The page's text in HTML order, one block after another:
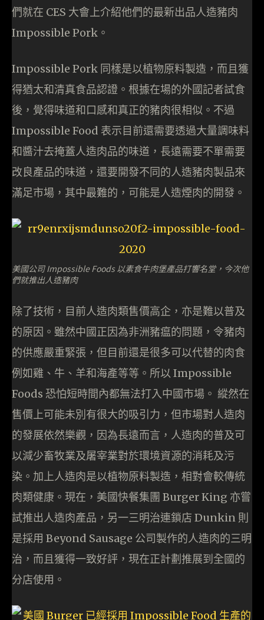
們就在 CES 大會上介紹他們的最新出品人造豬肉
Impossible Pork。
Impossible Pork 同樣是以植物原料製造，而且獲
得猶太和清真食品認證。根據在場的外國記者試食
後，覺得味道和口感和真正的豬肉很相似。不過
Impossible Food 表示目前還需要透過大量調味料
和醬汁去掩蓋人造肉品的味道，長遠需要不單需要
改良產品的味道，還要開發不同的人造豬肉製品來
滿足市場，其中最難的，可能是人造煙肉的開發。
美國公司 Impossible Foods 以素食牛肉堡產品打響名堂，今次他
們就推出人造豬肉
除了技術，目前人造肉類售價高企，亦是難以普及
的原因。雖然中國正因為非洲豬瘟的問題，令豬肉
的供應嚴重緊張，但目前還是很多可以代替的肉食
例如雞、牛、羊和海產等等。所以 Impossible
Foods 恐怕短時間內都無法打入中國市場。 縱然在
售價上可能未別有很大的吸引力，但市場對人造肉
的發展依然樂觀，因為長遠而言，人造肉的普及可
以減少畜牧業及屠宰業對於環境資源的消耗及污
染。加上人造肉是以植物原料製造，相對會較傳統
肉類健康。現在，美國快餐集團 Burger King 亦嘗
試推出人造肉產品，另一三明治連鎖店 Dunkin 則
是採用 Beyond Sausage 公司製作的人造肉的三明
治，而且獲得一致好評，現在正計劃推展到全國的
分店使用。